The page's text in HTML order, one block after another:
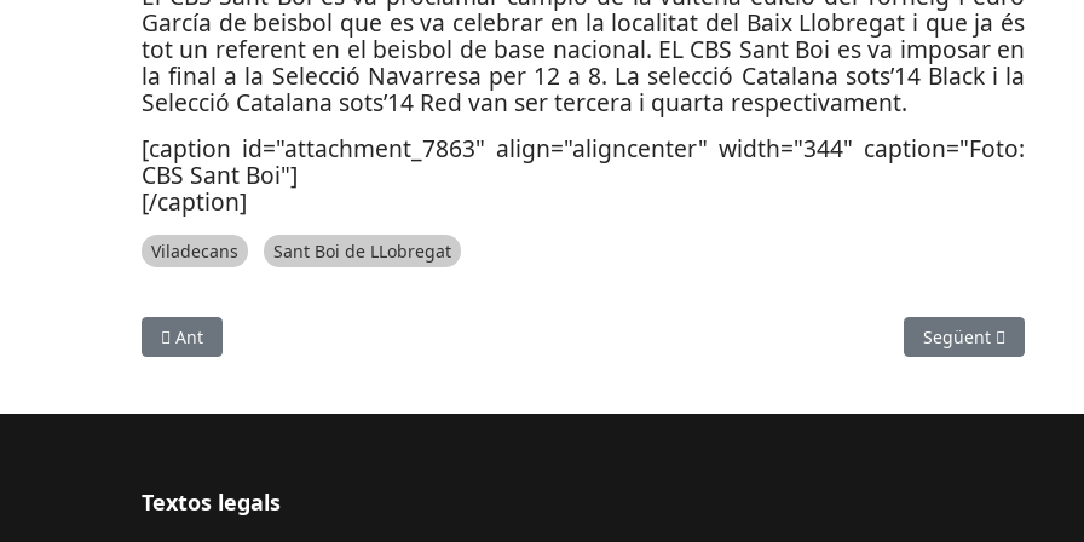
García de beisbol que es va celebrar en la localitat del Baix Llobregat i que ja és
tot un referent en el beisbol de base nacional. EL CBS Sant Boi es va imposar en
la final a la Selecció Navarresa per 12 a 8. La selecció Catalana sots’14 Black i la
Selecció Catalana sots’14 Red van ser tercera i quarta respectivament.
[caption id="attachment_7863" align="aligncenter" width="344" caption="Foto:
CBS Sant Boi"]
[/caption]
Viladecans Sant Boi de LLobregat
Article anterior: El CB Prat B aposta per la continuïtat
Ant Article següent: La
Següent
Textos legals